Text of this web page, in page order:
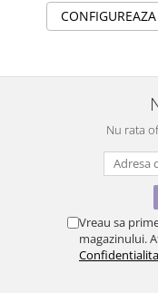
CONFIGUREAZA
Nu rata
Vreau sa
magazinului.